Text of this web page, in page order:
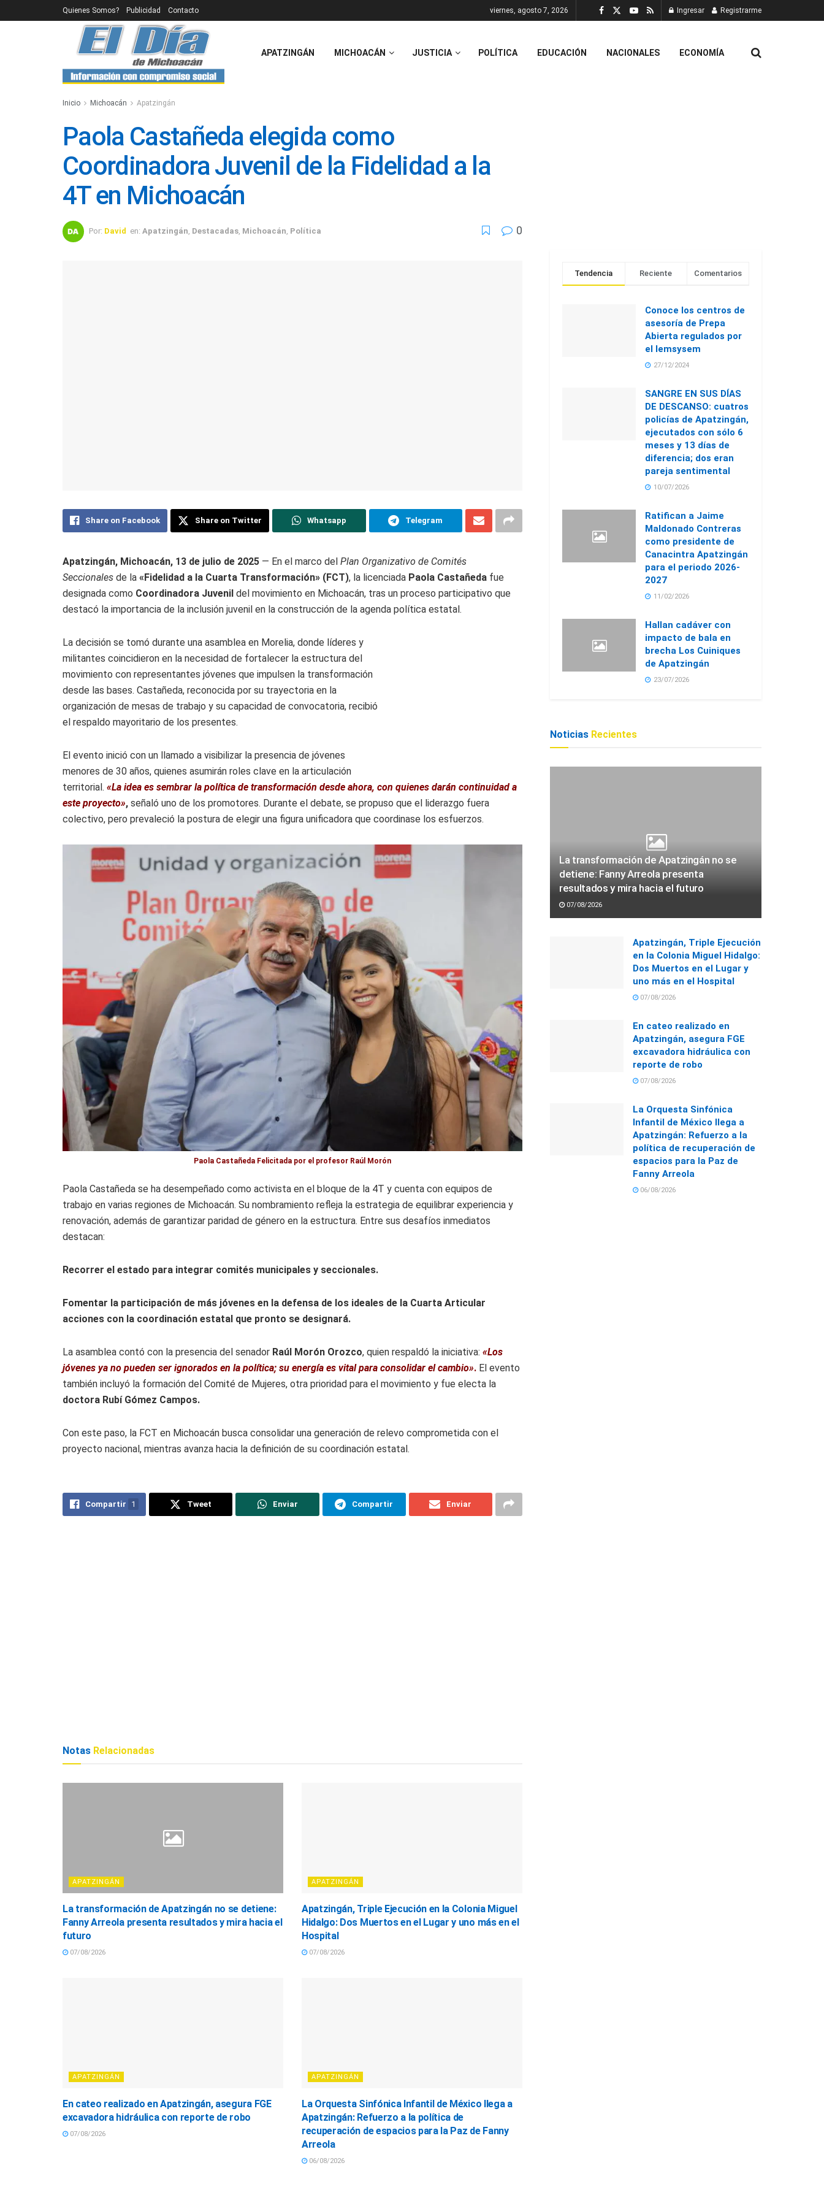
Quienes Somos? Publicidad Contacto viernes, agosto 7, 2026 Ingresar Registrarme
APATZINGÁN MICHOACÁN JUSTICIA POLÍTICA EDUCACIÓN NACIONALES ECONOMÍA
Inicio Michoacán Apatzingán
Paola Castañeda elegida como
Coordinadora Juvenil de la Fidelidad a la
4T en Michoacán
Por: David en: Apatzingán Destacadas Michoacán Política 0
Share on Facebook Share on Twitter Whatsapp Telegram
Apatzingán, Michoacán, 13 de julio de 2025 — En el marco del Plan Organizativo de Comités
Seccionales de la «Fidelidad a la Cuarta Transformación» (FCT), la licenciada Paola Castañeda fue
designada como Coordinadora Juvenil del movimiento en Michoacán, tras un proceso participativo que
destacó la importancia de la inclusión juvenil en la construcción de la agenda política estatal.
La decisión se tomó durante una asamblea en Morelia, donde líderes y
militantes coincidieron en la necesidad de fortalecer la estructura del
movimiento con representantes jóvenes que impulsen la transformación
desde las bases. Castañeda, reconocida por su trayectoria en la
organización de mesas de trabajo y su capacidad de convocatoria, recibió
el respaldo mayoritario de los presentes.
El evento inició con un llamado a visibilizar la presencia de jóvenes
menores de 30 años, quienes asumirán roles clave en la articulación
territorial. «La idea es sembrar la política de transformación desde ahora, con quienes darán continuidad a
este proyecto», señaló uno de los promotores. Durante el debate, se propuso que el liderazgo fuera
colectivo, pero prevaleció la postura de elegir una figura unificadora que coordinase los esfuerzos.
Paola Castañeda Felicitada por el profesor Raúl Morón
Paola Castañeda se ha desempeñado como activista en el bloque de la 4T y cuenta con equipos de
trabajo en varias regiones de Michoacán. Su nombramiento refleja la estrategia de equilibrar experiencia y
renovación, además de garantizar paridad de género en la estructura. Entre sus desafíos inmediatos
destacan:
Recorrer el estado para integrar comités municipales y seccionales.
Fomentar la participación de más jóvenes en la defensa de los ideales de la Cuarta Articular
acciones con la coordinación estatal que pronto se designará.
La asamblea contó con la presencia del senador Raúl Morón Orozco, quien respaldó la iniciativa: «Los
jóvenes ya no pueden ser ignorados en la política; su energía es vital para consolidar el cambio». El evento
también incluyó la formación del Comité de Mujeres, otra prioridad para el movimiento y fue electa la
doctora Rubí Gómez Campos.
Con este paso, la FCT en Michoacán busca consolidar una generación de relevo comprometida con el
proyecto nacional, mientras avanza hacia la definición de su coordinación estatal.
Compartir 1 Tweet Enviar Compartir Enviar
Notas Relacionadas
APATZINGÁN
La transformación de Apatzingán no se detiene:
Fanny Arreola presenta resultados y mira hacia el
futuro
07/08/2026
APATZINGÁN
Apatzingán, Triple Ejecución en la Colonia Miguel
Hidalgo: Dos Muertos en el Lugar y uno más en el
Hospital
07/08/2026
APATZINGÁN
En cateo realizado en Apatzingán, asegura FGE
excavadora hidráulica con reporte de robo
07/08/2026
APATZINGÁN
La Orquesta Sinfónica Infantil de México llega a
Apatzingán: Refuerzo a la política de
recuperación de espacios para la Paz de Fanny
Arreola
06/08/2026
Tendencia Reciente Comentarios
Conoce los centros de
asesoría de Prepa
Abierta regulados por
el Iemsysem
27/12/2024
SANGRE EN SUS DÍAS
DE DESCANSO: cuatros
policías de Apatzingán,
ejecutados con sólo 6
meses y 13 días de
diferencia; dos eran
pareja sentimental
10/07/2026
Ratifican a Jaime
Maldonado Contreras
como presidente de
Canacintra Apatzingán
para el periodo 2026-
2027
11/02/2026
Hallan cadáver con
impacto de bala en
brecha Los Cuiniques
de Apatzingán
23/07/2026
Noticias Recientes
La transformación de Apatzingán no se
detiene: Fanny Arreola presenta
resultados y mira hacia el futuro
07/08/2026
Apatzingán, Triple Ejecución
en la Colonia Miguel Hidalgo:
Dos Muertos en el Lugar y
uno más en el Hospital
07/08/2026
En cateo realizado en
Apatzingán, asegura FGE
excavadora hidráulica con
reporte de robo
07/08/2026
La Orquesta Sinfónica
Infantil de México llega a
Apatzingán: Refuerzo a la
política de recuperación de
espacios para la Paz de
Fanny Arreola
06/08/2026